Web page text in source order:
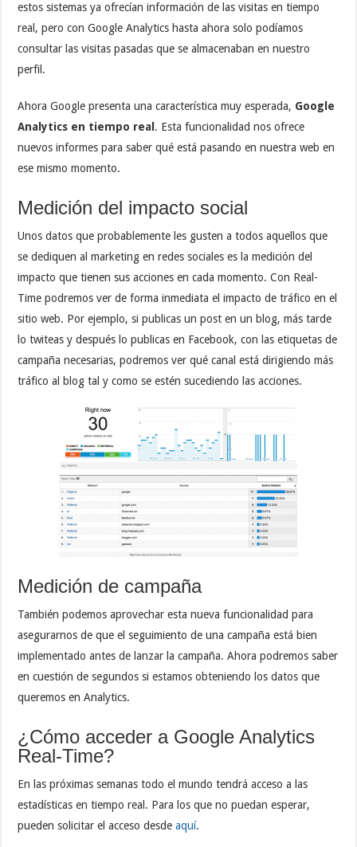
estos sistemas ya ofrecían información de las visitas en tiempo
real, pero con Google Analytics hasta ahora solo podíamos
consultar las visitas pasadas que se almacenaban en nuestro
perfil.
Ahora Google presenta una característica muy esperada, Google
Analytics en tiempo real . Esta funcionalidad nos ofrece
nuevos informes para saber qué está pasando en nuestra web en
ese mismo momento.
Medición del impacto social
Unos datos que probablemente les gusten a todos aquellos que
se dediquen al marketing en redes sociales es la medición del
impacto que tienen sus acciones en cada momento. Con Real-
Time podremos ver de forma inmediata el impacto de tráfico en el
sitio web. Por ejemplo, si publicas un post en un blog, más tarde
lo twiteas y después lo publicas en Facebook, con las etiquetas de
campaña necesarias, podremos ver qué canal está dirigiendo más
tráfico al blog tal y como se estén sucediendo las acciones.
Medición de campaña
También podemos aprovechar esta nueva funcionalidad para
asegurarnos de que el seguimiento de una campaña está bien
implementado antes de lanzar la campaña. Ahora podremos saber
en cuestión de segundos si estamos obteniendo los datos que
queremos en Analytics.
¿Cómo acceder a Google Analytics
Real-Time?
En las próximas semanas todo el mundo tendrá acceso a las
estadísticas en tiempo real. Para los que no puedan esperar,
pueden solicitar el acceso desdeaquí.